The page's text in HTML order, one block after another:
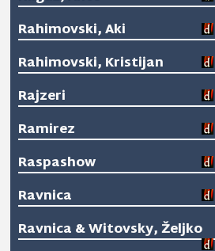
Rahimovski, Aki
Rahimovski, Kristijan
Rajzeri
Ramirez
Raspashow
Ravnica
Ravnica & Witovsky, Željko